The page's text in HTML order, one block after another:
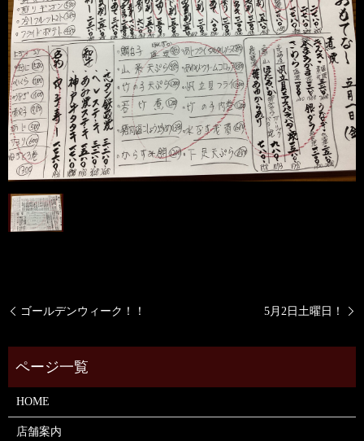
ゴールデンウィーク！！ 5月2日土曜日！
HOME
店舗案内